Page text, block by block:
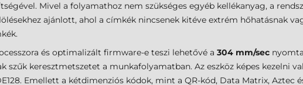
Mivel a folyamathoz nem szükséges egyéb kellékanyag, a
ajánlott, ahol a címkék nincsenek kitéve extrém hőhatásnak
és optimalizált firmware-e teszi lehetővé a 304 mm/sec
szűk keresztmetszetet a munkafolyamatban. Az eszköz képes kezelni
Emellett a kétdimenziós kódok, mint a QR-kód, Data Matrix, Aztec